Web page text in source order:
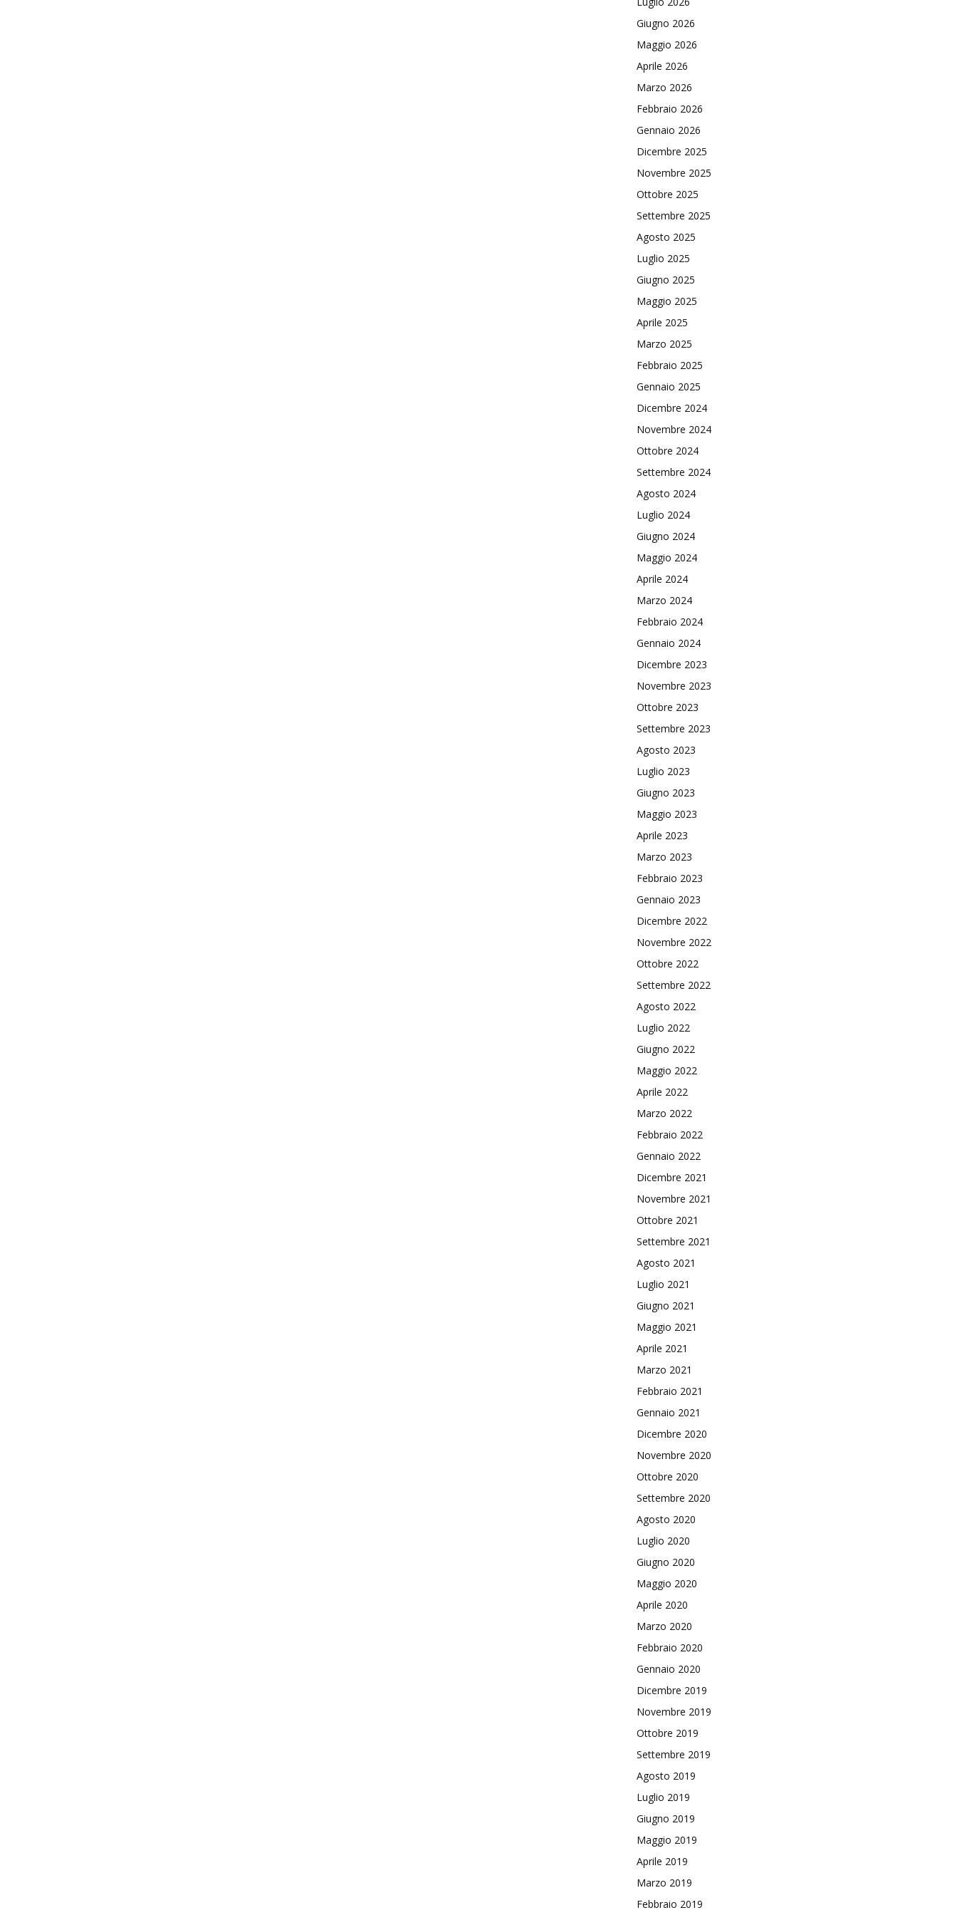
Giugno 2026
Maggio 2026
Aprile 2026
Marzo 2026
Febbraio 2026
Gennaio 2026
Dicembre 2025
Novembre 2025
Ottobre 2025
Settembre 2025
Agosto 2025
Luglio 2025
Giugno 2025
Maggio 2025
Aprile 2025
Marzo 2025
Febbraio 2025
Gennaio 2025
Dicembre 2024
Novembre 2024
Ottobre 2024
Settembre 2024
Agosto 2024
Luglio 2024
Giugno 2024
Maggio 2024
Aprile 2024
Marzo 2024
Febbraio 2024
Gennaio 2024
Dicembre 2023
Novembre 2023
Ottobre 2023
Settembre 2023
Agosto 2023
Luglio 2023
Giugno 2023
Maggio 2023
Aprile 2023
Marzo 2023
Febbraio 2023
Gennaio 2023
Dicembre 2022
Novembre 2022
Ottobre 2022
Settembre 2022
Agosto 2022
Luglio 2022
Giugno 2022
Maggio 2022
Aprile 2022
Marzo 2022
Febbraio 2022
Gennaio 2022
Dicembre 2021
Novembre 2021
Ottobre 2021
Settembre 2021
Agosto 2021
Luglio 2021
Giugno 2021
Maggio 2021
Aprile 2021
Marzo 2021
Febbraio 2021
Gennaio 2021
Dicembre 2020
Novembre 2020
Ottobre 2020
Settembre 2020
Agosto 2020
Luglio 2020
Giugno 2020
Maggio 2020
Aprile 2020
Marzo 2020
Febbraio 2020
Gennaio 2020
Dicembre 2019
Novembre 2019
Ottobre 2019
Settembre 2019
Agosto 2019
Luglio 2019
Giugno 2019
Maggio 2019
Aprile 2019
Marzo 2019
Febbraio 2019